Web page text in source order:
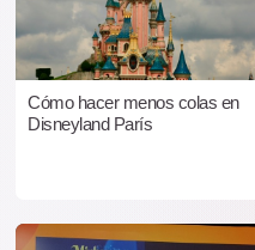
Cómo hacer menos colas en
Disneyland París